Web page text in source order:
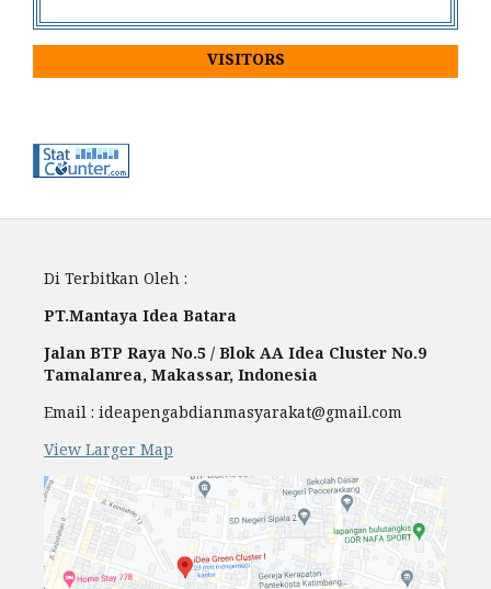
VISITORS
Di Terbitkan Oleh :
PT.Mantaya Idea Batara
Jalan BTP Raya No.5 / Blok AA Idea Cluster No.9
Tamalanrea, Makassar, Indonesia
Email : ideapengabdianmasyarakat@gmail.com
View Larger Map